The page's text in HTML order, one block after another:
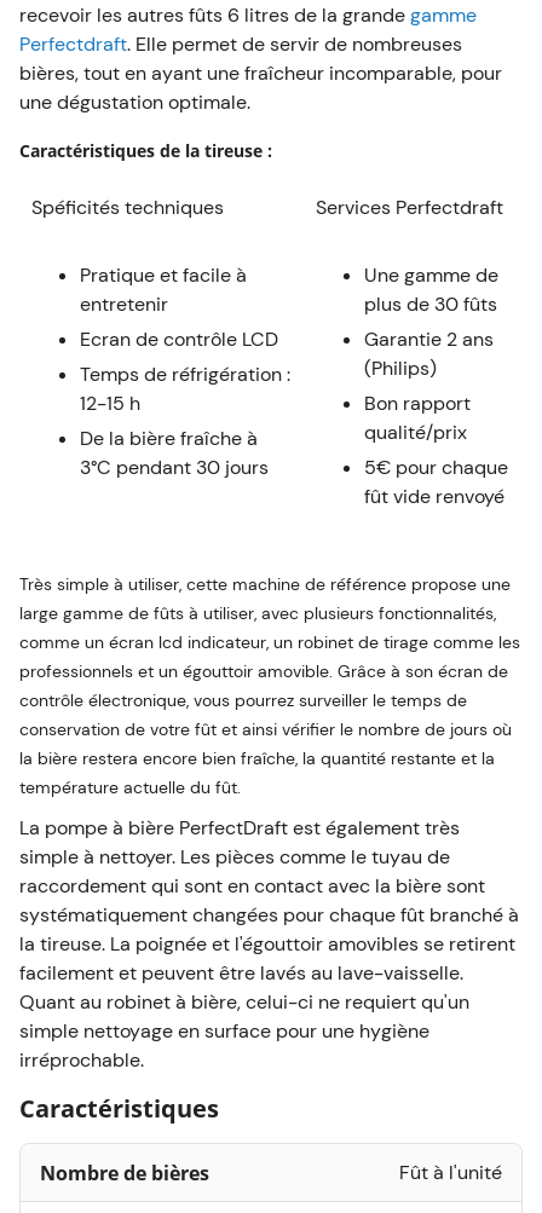
recevoir les autres fûts 6 litres de la grandegamme
Perfectdraft. Elle permet de servir de nombreuses
bières, tout en ayant une fraîcheur incomparable, pour
une dégustation optimale.
Caractéristiques de la tireuse :
Spéficités techniques Services Perfectdraft
Pratique et facile à
entretenir
Ecran de contrôle LCD
Temps de réfrigération :
12-15 h
De la bière fraîche à
3°C pendant 30 jours
Une gamme de
plus de 30 fûts
Garantie 2 ans
(Philips)
Bon rapport
qualité/prix
5€ pour chaque
fût vide renvoyé
Très simple à utiliser, cette machine de référence propose une
large gamme de fûts à utiliser, avec plusieurs fonctionnalités,
comme un écran lcd indicateur, un robinet de tirage comme les
professionnels et un égouttoir amovible. Grâce à son écran de
contrôle électronique, vous pourrez surveiller le temps de
conservation de votre fût et ainsi vérifier le nombre de jours où
la bière restera encore bien fraîche, la quantité restante et la
température actuelle du fût.
La pompe à bière PerfectDraft est également très
simple à nettoyer. Les pièces comme le tuyau de
raccordement qui sont en contact avec la bière sont
systématiquement changées pour chaque fût branché à
la tireuse. La poignée et l'égouttoir amovibles se retirent
facilement et peuvent être lavés au lave-vaisselle.
Quant au robinet à bière, celui-ci ne requiert qu'un
simple nettoyage en surface pour une hygiène
irréprochable.
Caractéristiques
Nombre de bières Fût à l'unité